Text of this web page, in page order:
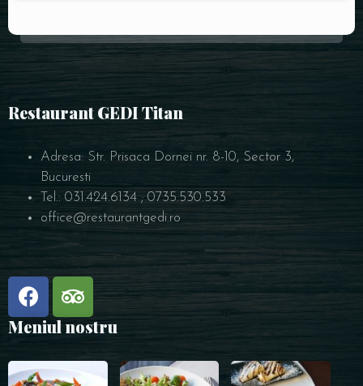
Restaurant GEDI Titan
Adresa: Str. Prisaca Dornei nr. 8-10, Sector 3,
Bucuresti
Tel.: 031.424.6134 ; 0735.530.533
office@restaurantgedi.ro
Meniul nostru